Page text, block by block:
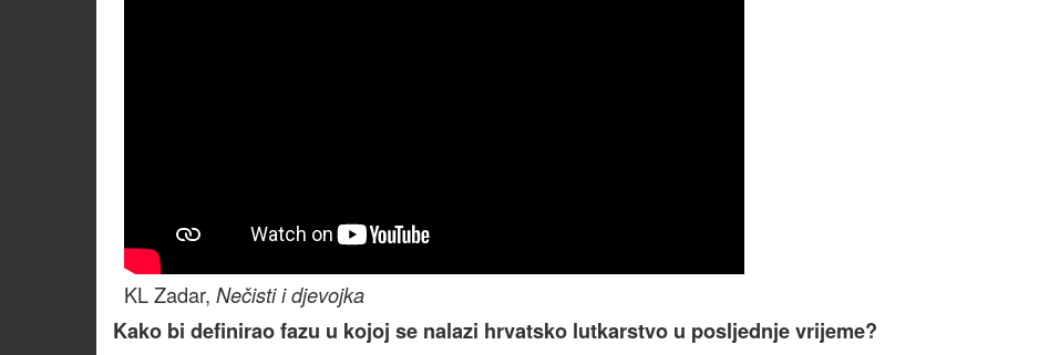
KL Zadar, Nečisti i djevojka
Kako bi definirao fazu u kojoj se nalazi hrvatsko lutkarstvo u posljednje vrijeme?